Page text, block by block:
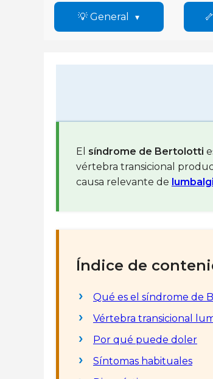
💡 General
El síndrome de Bertolotti
vértebra transicional
causa relevante de
Índice de
Qué es el síndrome de
Vértebra transicional
Por qué puede doler
Síntomas habituales